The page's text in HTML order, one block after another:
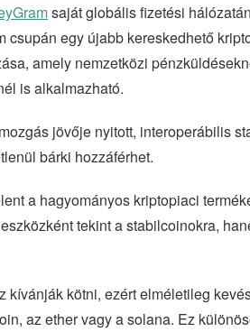
saját globális fizetési
egy újabb kereskedhető
amely nemzetközi
is alkalmazható.
jövője nyitott, interoperábilis
bárki hozzáférhet.
a hagyományos kriptopiaci
tekint a stabilcoinokra,
kívánják kötni, ezért elméletileg
az ether vagy a solana. Ez